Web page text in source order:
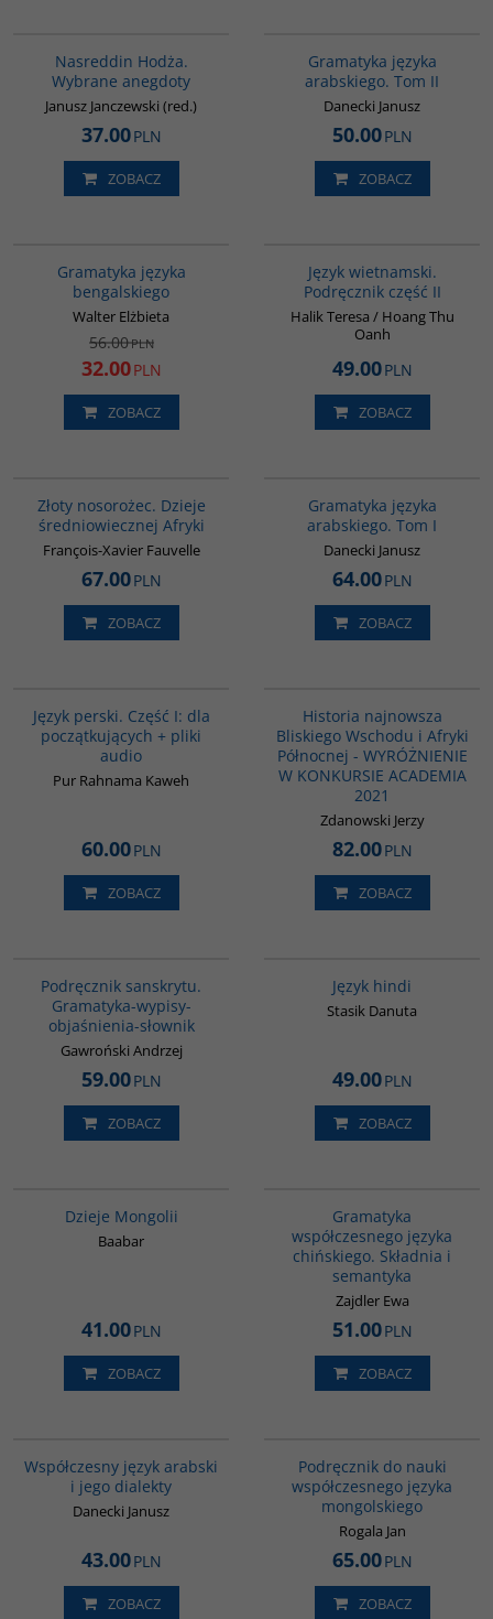
Nasreddin Hodża.
Wybrane anegdoty
Janusz Janczewski (red.)
37.00PLN
ZOBACZ
Gramatyka języka
arabskiego. Tom II
Danecki Janusz
50.00PLN
ZOBACZ
Gramatyka języka
bengalskiego
Walter Elżbieta
56.00PLN
32.00PLN
ZOBACZ
Język wietnamski.
Podręcznik część II
Halik Teresa / Hoang Thu
Oanh
49.00PLN
ZOBACZ
Złoty nosorożec. Dzieje
średniowiecznej Afryki
François-Xavier Fauvelle
67.00PLN
ZOBACZ
Gramatyka języka
arabskiego. Tom I
Danecki Janusz
64.00PLN
ZOBACZ
Język perski. Część I: dla
początkujących + pliki
audio
Pur Rahnama Kaweh
60.00PLN
ZOBACZ
Historia najnowsza
Bliskiego Wschodu i Afryki
Północnej - WYRÓŻNIENIE
W KONKURSIE ACADEMIA
2021
Zdanowski Jerzy
82.00PLN
ZOBACZ
Podręcznik sanskrytu.
Gramatyka-wypisy-
objaśnienia-słownik
Gawroński Andrzej
59.00PLN
ZOBACZ
Język hindi
Stasik Danuta
49.00PLN
ZOBACZ
Dzieje Mongolii
Baabar
41.00PLN
ZOBACZ
Gramatyka
współczesnego języka
chińskiego. Składnia i
semantyka
Zajdler Ewa
51.00PLN
ZOBACZ
Współczesny język arabski
i jego dialekty
Danecki Janusz
43.00PLN
ZOBACZ
Podręcznik do nauki
współczesnego języka
mongolskiego
Rogala Jan
65.00PLN
ZOBACZ